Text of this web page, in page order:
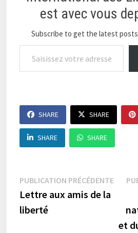
est avec vous
Subscribe to get the latest
Saisissez votre adresse e-mail…
SHARE SHARE
SHARE SHARE
Navigation
de
PUBLICATION PRÉCÉDENTE
Lettre aux amis de la
liberté
et